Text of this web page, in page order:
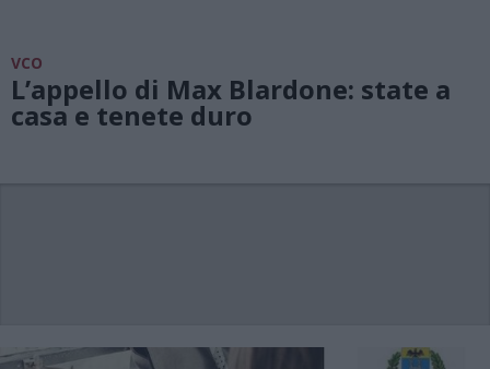
VCO
L’appello di Max Blardone: state a
casa e tenete duro